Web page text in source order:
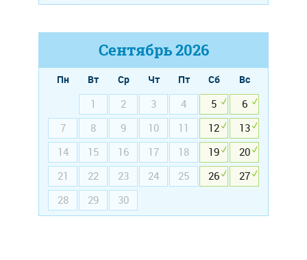
Сентябрь2026
Пн Вт Ср Чт Пт Сб
Вс
1
2 3 4 5
6
7
8 9 10 11 12
13
14
15 16 17 18 19
20
21
22 23 24 25 26
27
28
29 30